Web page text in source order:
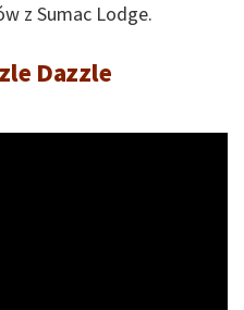
z Sumac Lodge.
Dazzle